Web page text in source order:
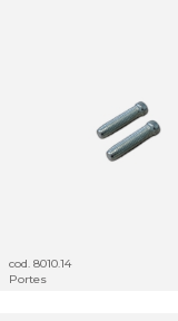
cod. 8010.14
Portes